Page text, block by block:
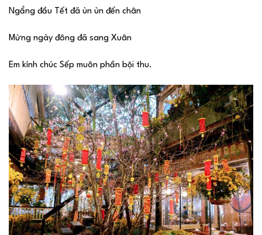
Ngẩng đầu Tết đã ùn ùn đến chân
Mừng ngày đông đã sang Xuân
Em kính chúc Sếp muôn phần bội thu.